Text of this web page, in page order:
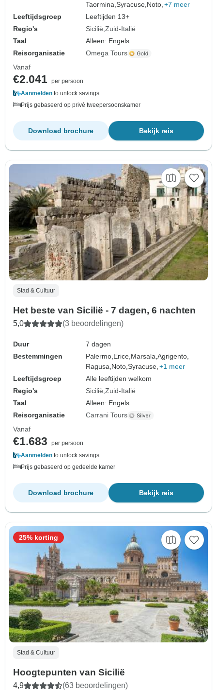
Taormina,Syracuse, Noto, +7 meer
Leeftijdsgroep
Leeftijden 13+
Regio's
Sicilië Zuid-Italië
Taal
Alleen: Engels
Reisorganisatie
Omega Tours
Vanaf
€2.041 per persoon
Aanmelden to unlock savings
Prijs gebaseerd op privé tweepersoonskamer
Bekijk reis
Download brochure
Stad & Cultuur
Het beste van Sicilië - 7 dagen, 6 nachten
5,0 (3 beoordelingen)
Duur
7 dagen
Bestemmingen
Palermo,Erice,Marsala,Agrigento,
Ragusa,Noto,Syracuse, +1 meer
Leeftijdsgroep
Alle leeftijden welkom
Regio's
Sicilië Zuid-Italië
Taal
Alleen: Engels
Reisorganisatie
Carrani Tours
Vanaf
€1.683
per persoon
Aanmelden to unlock savings
Prijs gebaseerd op gedeelde kamer
Bekijk reis
Download brochure
Stad & Cultuur
Hoogtepunten van Sicilië
4,9 (63 beoordelingen)
25% korting